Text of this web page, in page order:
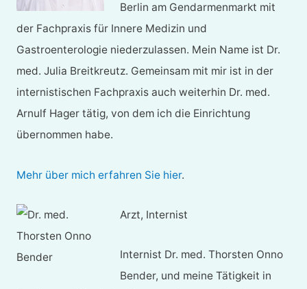
Berlin am Gendarmenmarkt mit
der Fachpraxis für Innere Medizin und
Gastroenterologie niederzulassen. Mein Name ist Dr.
med. Julia Breitkreutz. Gemeinsam mit mir ist in der
internistischen Fachpraxis auch weiterhin Dr. med.
Arnulf Hager tätig, von dem ich die Einrichtung
übernommen habe.
Mehr über mich erfahren Sie hier.
Arzt, Internist
Internist Dr. med. Thorsten Onno
Bender, und meine Tätigkeit in